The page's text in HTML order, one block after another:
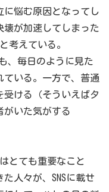
に悩む原因となってし
壊が加速してしまった
考えている。
、毎日のように見た
ている。一方で、普通
ける（そういえばタ
がいた気がする
とても重要なこと
人々が、SNSに載せ